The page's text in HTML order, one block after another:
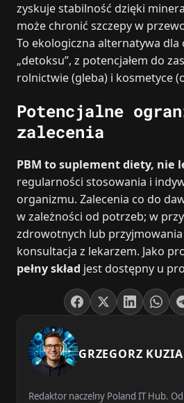
zyskuje stabilność dzięki
może chronić szczepy w
To ekologiczna alternatywa
„detoksu”, z potencjałem do
rolnictwie (gleba) i kosmetyce
Potencjalne
zalecenia
PBM to suplement diety, nie
regularności stosowania i
organizmu. Zalecenia co do
w zależności od potrzeb; w
zdrowotnych lub
konsultacja z lekarzem. Jako
pełny skład jest dostępny u
GRZEGORZ KUZIA
Redaktor naczelny Poland IT Hub.